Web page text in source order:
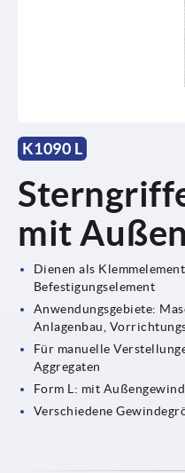
K1090 L
mit
Dienen als
Befestigungselement
Anwendungsgebiete:
Anlagenbau,
Für manuelle
Aggregaten
Form L: mit
Verschiedene